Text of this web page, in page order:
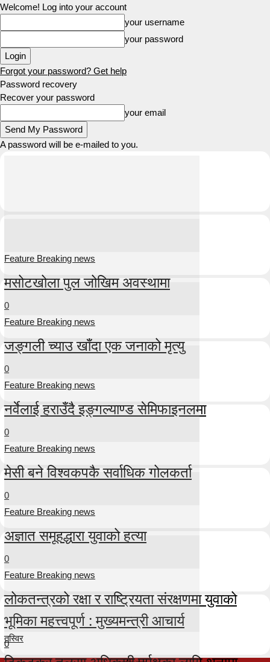
Welcome! Log into your account
your username
your password
Forgot your password? Get help
Password recovery
Recover your password
your email
A password will be e-mailed to you.
Feature Breaking news
मसोटखोला पुल जोखिम अवस्थामा
0
Feature Breaking news
जङ्गली च्याउ खाँदा एक जनाको मृत्यु
0
Feature Breaking news
नर्वेलाई हराउँदै इङ्गल्याण्ड सेमिफाइनलमा
0
Feature Breaking news
मेसी बने विश्वकपकै सर्वाधिक गोलकर्ता
0
Feature Breaking news
अज्ञात समूहद्धारा युवाको हत्या
0
Feature Breaking news
लोकतन्त्रको रक्षा र राष्ट्रियता संरक्षणमा युवाको
भूमिका महत्त्वपूर्ण : मुख्यमन्त्री आचार्य
0
तस्विर